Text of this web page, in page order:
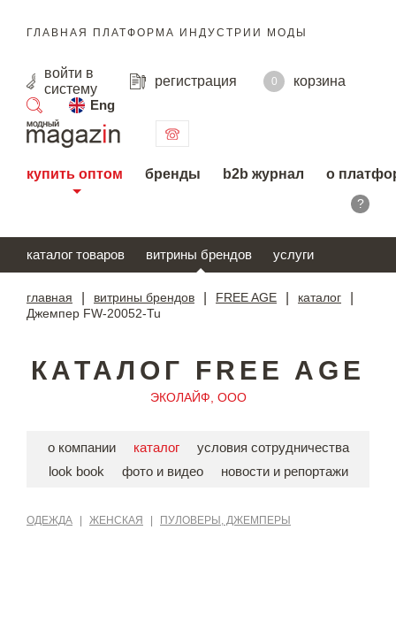
ГЛАВНАЯ ПЛАТФОРМА ИНДУСТРИИ МОДЫ
войти в
систему
регистрация 0
корзина
Eng
поиск
купить оптом бренды b2b журнал о
?
каталог товаров витрины брендов услуги
главная витрины брендов FREE AGE каталог
Джемпер FW-20052-Tu
КАТАЛОГ FREE AGE
ЭКОЛАЙФ, ООО
о компании каталог
условия сотрудничества
look book
фото и видео новости и репортажи
ОДЕЖДА ЖЕНСКАЯ ПУЛОВЕРЫ, ДЖЕМПЕРЫ